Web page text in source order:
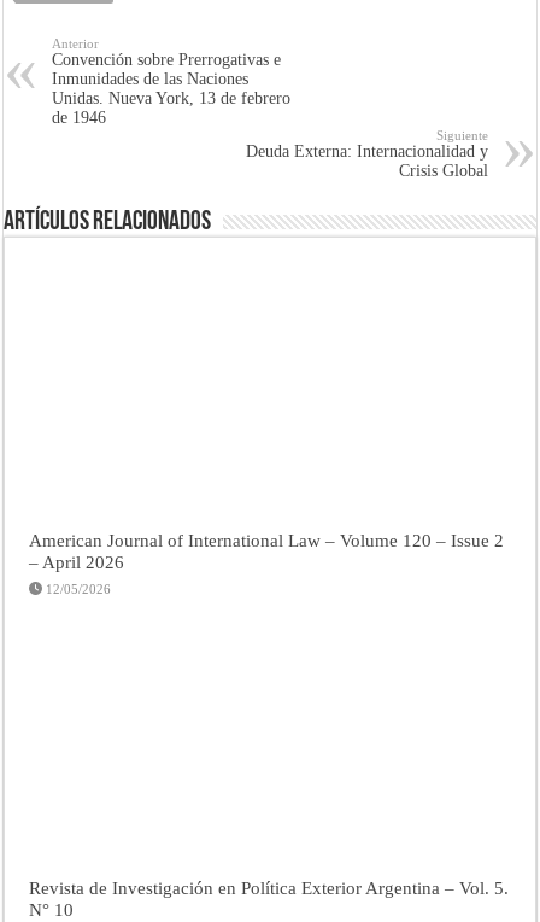
Anterior
Convención sobre Prerrogativas e
Inmunidades de las Naciones
Unidas. Nueva York, 13 de febrero
de 1946
Siguiente
Deuda Externa: Internacionalidad y
Crisis Global
Artículos Relacionados
American Journal of International Law – Volume 120 – Issue 2
– April 2026
12/05/2026
Revista de Investigación en Política Exterior Argentina – Vol. 5.
N° 10